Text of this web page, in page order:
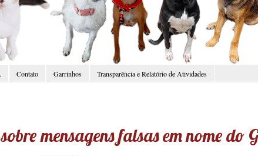
Contato Garrinhos Transparência e Relatório de Atividades
mensagens falsas em nome do